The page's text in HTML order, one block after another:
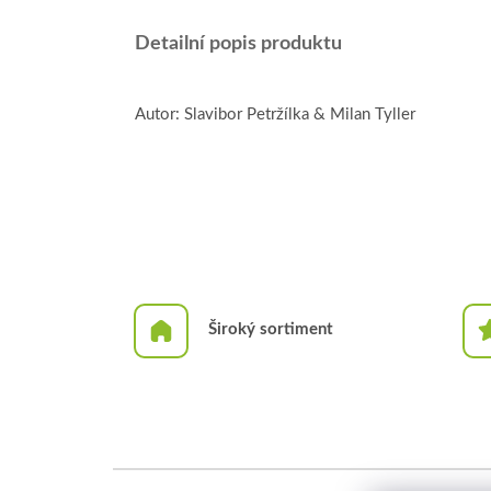
Detailní popis produktu
Autor: Slavibor Petržílka & Milan Tyller
Široký sortiment